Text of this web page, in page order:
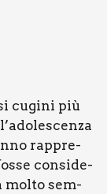
cugi­ni più
rap­pre­
con­si­de­
mol­to sem­